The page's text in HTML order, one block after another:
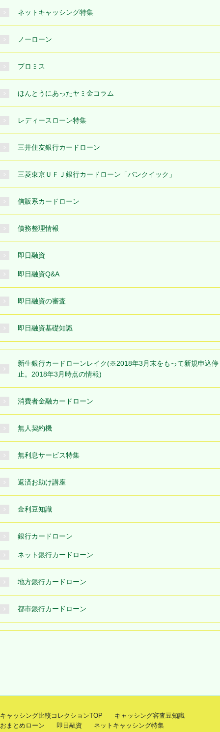
ネットキャッシング特集
ノーローン
プロミス
ほんとうにあったヤミ金コラム
レディースローン特集
三井住友銀行カードローン
三菱東京ＵＦＪ銀行カードローン「バンクイック」
信販系カードローン
債務整理情報
即日融資
即日融資Q&A
即日融資の審査
即日融資基礎知識
新生銀行カードローンレイク(※2018年3月末をもって新規申込停
止。2018年3月時点の情報)
消費者金融カードローン
無人契約機
無利息サービス特集
返済お助け講座
金利豆知識
銀行カードローン
ネット銀行カードローン
地方銀行カードローン
都市銀行カードローン
キャッシング比較コレクションTOP
キャッシング審査豆知識
おまとめローン
即日融資
ネットキャッシング特集